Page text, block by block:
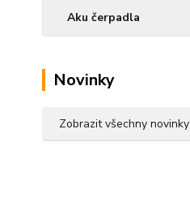
Aku čerpadla
Novinky
Zobrazit všechny novinky